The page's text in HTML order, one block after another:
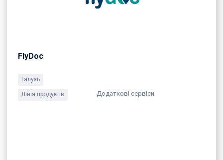
FlyDoc
Галузь
Лінія продуктів Додаткові сервіси